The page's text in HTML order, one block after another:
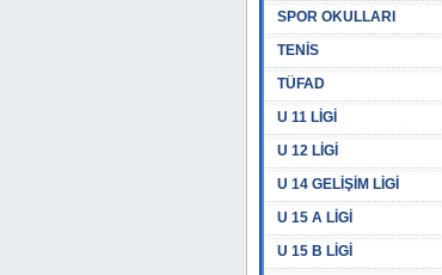
SPOR OKULLARI
TENİS
TÜFAD
U 11 LİGİ
U 12 LİGİ
U 14 GELİŞİM LİGİ
U 15 A LİGİ
U 15 B LİGİ